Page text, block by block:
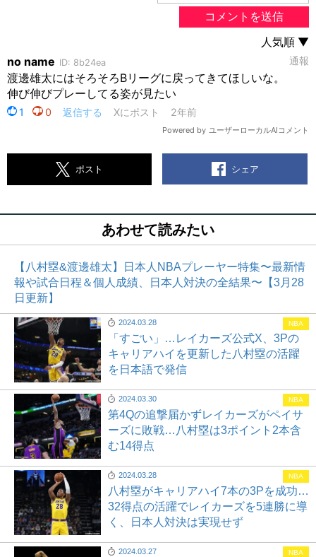
ポスト シェア
あわせて読みたい
【八村塁&渡邊雄太】日本人NBAプレーヤー特集〜最新情
報や試合日程＆個人成績、日本人対決の全結果〜【3月28
日更新】
2024.03.28
「すごい」…レイカーズ公式X、3Pの
キャリアハイを更新した八村塁の活躍
を日本語で発信
NBA
2024.03.30
第4Qの追撃届かずレイカーズがペイサ
ーズに敗戦…八村塁は3ポイント2本含
む14得点
NBA
2024.03.28
八村塁がキャリアハイ7本の3Pを成功…
32得点の活躍でレイカーズを5連勝に導
く、日本人対決は実現せず
NBA
2024.03.27 NBA